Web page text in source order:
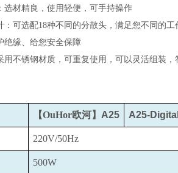
选材精良，使用轻便，可手持操作
：可选配18种不同的分散头，满足您不同的工
绝缘、给您安全保障
用不锈钢材质，可重复使用，可以灵活组装，
【OuHor欧河】 A25 A25-Digital
220V/50Hz
500W